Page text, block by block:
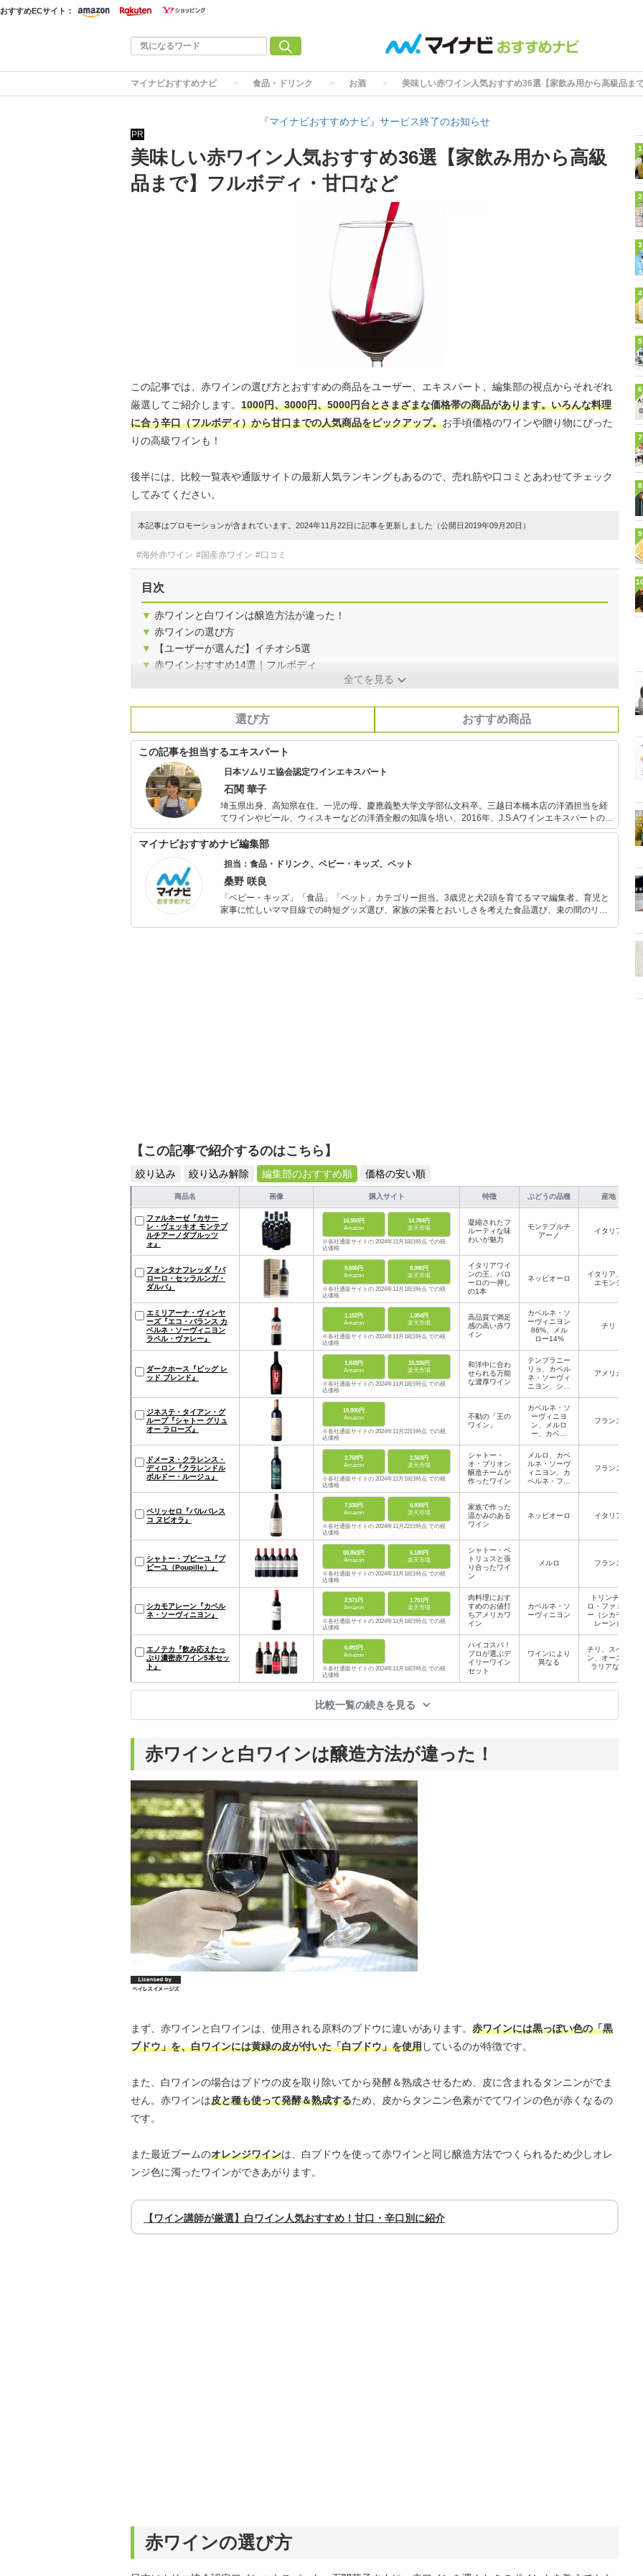
おすすめECサイト：
マイナビおすすめナビ 食品・ドリンク お酒 美味しい赤ワイン人気おすすめ36選【家飲み用から高級品ま
『マイナビおすすめナビ』サービス終了のお知らせ
PR
美味しい赤ワイン人気おすすめ36選【家飲み用から高級
品まで】フルボディ・甘口など
この記事では、赤ワインの選び方とおすすめの商品をユーザー、エキスパート、編集部の視点からそれぞれ
厳選してご紹介します。 1000円、3000円、5000円台とさまざまな価格帯の商品があります。いろんな料理
に合う辛口（フルボディ）から甘口までの人気商品をピックアップ。お手頃価格のワインや贈り物にぴった
りの高級ワインも！
後半には、比較一覧表や通販サイトの最新人気ランキングもあるので、売れ筋や口コミとあわせてチェック
してみてください。
本記事はプロモーションが含まれています。2024年11月22日に記事を更新しました（公開日2019年09月20日）
#海外赤ワイン #国産赤ワイン #口コミ
目次
▼ 赤ワインと白ワインは醸造方法が違った！
▼ 赤ワインの選び方
▼
【ユーザーが選んだ】イチオシ5選
▼ 赤ワインおすすめ14選｜フルボディ
全てを見る
選び方 おすすめ商品
この記事を担当するエキスパート
日本ソムリエ協会認定ワインエキスパート
石関 華子
埼玉県出身、高知県在住。一児の母。慶應義塾大学文学部仏文科卒。三越日本橋本店の洋酒担当を経
てワインやビール、ウィスキーなどの洋酒全般の知識を培い、2016年、J.S.Aワインエキスパートの資
格を取得。 現在はOffice Le Lionの代表として、高知県内のワイナリーのアドバイザーやワイン検定の
講師を務める一方、ワインに関連する記事やコラム等の執筆も多数手がけています。2019年、日本ソ
マイナビおすすめナビ編集部
担当：食品・ドリンク、ベビー・キッズ、ペット
桑野 咲良
「ベビー・キッズ」「食品」「ペット」カテゴリー担当。3歳児と犬2頭を育てるママ編集者。育児と
家事に忙しいママ目線での時短グッズ選び、家族の栄養とおいしさを考えた食品選び、束の間のリラ
【この記事で紹介するのはこちら】
絞り込み 絞り込み解除 編集部のおすすめ順 価格の安い順
商品名 画像 購入サイト 特徴 ぶどうの品種 産地
ファルネーゼ『カサー
レ・ヴェッキオ モンテプ
ルチアーノダブルッツ
ォ』
14,550円
Amazon
14,784円
楽天市場
※各社通販サイトの 2024年11月18日時点 での税
込価格
凝縮されたフ
ルーティな味
わいが魅力
モンテプルチ
アーノ
イタリア
フォンタナフレッダ『バ
ローロ・セッラルンガ・
ダルバ』
8,690円
Amazon
8,096円
楽天市場
※各社通販サイトの 2024年11月18日時点 での税
込価格
イタリアワイ
ンの王、バロ
ーロの一押し
の1本
ネッビオーロ
イタリア、ピ
エモンテ
エミリアーナ・ヴィンヤ
ーズ『エコ・バランス カ
ベルネ・ソーヴィニヨン
ラペル・ヴァレー』
1,152円
Amazon
1,054円
楽天市場
※各社通販サイトの 2024年11月18日時点 での税
込価格
高品質で満足
感の高い赤ワ
イン
カベルネ・ソ
ーヴィニヨン
86%、メル
ロー14%
チリ
ダークホース『ビッグ レ
ッド ブレンド』
1,848円
Amazon
15,336円
楽天市場
※各社通販サイトの 2024年11月18日時点 での税
込価格
和洋中に合わ
せられる万能
な濃厚ワイン
テンプラニー
リョ、カベル
ネ・ソーヴィ
ニヨン、シラ
マルベック、
プティ・ヴェ
ルド
アメリカ
ジネステ・タイアン・グ
ループ『シャトー グリュ
オー ラローズ』
19,800円
Amazon
※各社通販サイトの 2024年11月22日時点 での税
込価格
不動の「王の
ワイン」
カベルネ・ソ
ーヴィニヨ
ン、メルロ
ー、カベル
フランス
ドメーヌ・クラレンス・
ディロン『クラレンドル
ボルドー・ルージュ』
2,768円
Amazon
2,563円
楽天市場
※各社通販サイトの 2024年11月18日時点 での税
込価格
シャトー・
オ・ブリオン
醸造チームが
作ったワイン
メルロ、カベ
ルネ・ソーヴ
ィニヨン、カ
ベルネ・フラ
フランス
ペリッセロ『バルバレス
コ ヌビオラ』
7,530円
Amazon
6,930円
楽天市場
※各社通販サイトの 2024年11月22日時点 での税
込価格
家族で作った
温かみのある
ワイン
ネッビオーロ イタリア
シャトー・プピーユ『プ
ピーユ（Poupille）』
89,863円
Amazon
6,180円
楽天市場
※各社通販サイトの 2024年11月18日時点 での税
込価格
シャトー・ペ
トリュスと張
り合ったワイ
ン
メルロ フランス
シカモアレーン『カベル
ネ・ソーヴィニヨン』
2,571円
Amazon
1,751円
楽天市場
※各社通販サイトの 2024年11月18日時点 での税
込価格
肉料理におす
すめのお値打
ちアメリカワ
イン
カベルネ・ソ
ーヴィニヨン
トリンチェ
ロ・ファミリ
ー（シカモア
レーン）
エノテカ『飲み応えたっ
ぷり濃密赤ワイン5本セッ
ト』
6,493円
Amazon
※各社通販サイトの 2024年11月18日時点 での税
込価格
ハイコスパ！
プロが選ぶデ
イリーワイン
セット
ワインにより
異なる
チリ、スペイ
ン、オースト
ラリアなど
比較一覧の続きを見る
赤ワインと白ワインは醸造方法が違った！
まず、赤ワインと白ワインは、使用される原料のブドウに違いがあります。 赤ワインには黒っぽい色の「黒
ブドウ」を、白ワインには黄緑の皮が付いた「白ブドウ」を使用しているのが特徴です。
また、白ワインの場合はブドウの皮を取り除いてから発酵＆熟成させるため、皮に含まれるタンニンがでま
せん。赤ワインは皮と種も使って発酵＆熟成するため、皮からタンニン色素がでてワインの色が赤くなるの
です。
また最近ブームのオレンジワインは、白ブドウを使って赤ワインと同じ醸造方法でつくられるため少しオレ
ンジ色に濁ったワインができあがります。
【ワイン講師が厳選】白ワイン人気おすすめ！甘口・辛口別に紹介
赤ワインの選び方
1
2
3
4
5
6
7
8
9